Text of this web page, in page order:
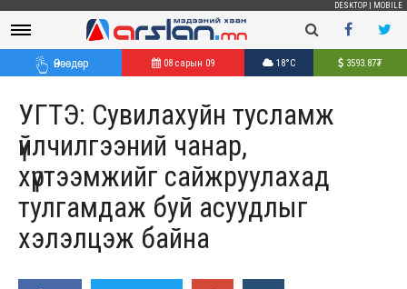
DESKTOP MOBILE
Өнөөдөр 08 сарын 09 18°C 3593.87₮
УГТЭ: Сувилахуйн тусламж
үйлчилгээний чанар,
хүртээмжийг сайжруулахад
тулгамдаж буй асуудлыг
хэлэлцэж байна